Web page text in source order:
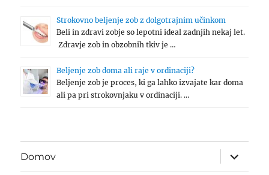
Strokovno beljenje zob z dolgotrajnim učinkom
Beli in zdravi zobje so lepotni ideal zadnjih nekaj let.
Zdravje zob in obzobnih tkiv je …
Beljenje zob doma ali raje v ordinaciji?
Beljenje zob je proces, ki ga lahko izvajate kar doma
ali pa pri strokovnjaku v ordinaciji. …
Domov
expand
child
menu